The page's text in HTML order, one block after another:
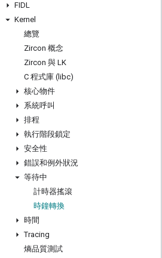
FIDL
Kernel
總覽
Zircon 概念
Zircon 與 LK
C 程式庫 (libc)
核心物件
系統呼叫
排程
執行階段鎖定
安全性
錯誤和例外狀況
等待中
計時器搖滾
時鐘轉換
時間
Tracing
熵品質測試